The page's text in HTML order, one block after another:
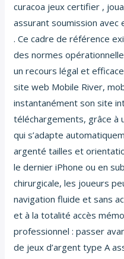
curacoa jeux certifier ,
assurant soumission avec
. Ce cadre de référence
des normes
un recours légal et
site web Mobile River,
instantanément son site
téléchargements, grâce à
qui s’adapte
argenté tailles et
le dernier iPhone ou en
chirurgicale, les joueurs
navigation fluide et sans
et à la totalité accès
professionnel : passer
de jeux d’argent type A